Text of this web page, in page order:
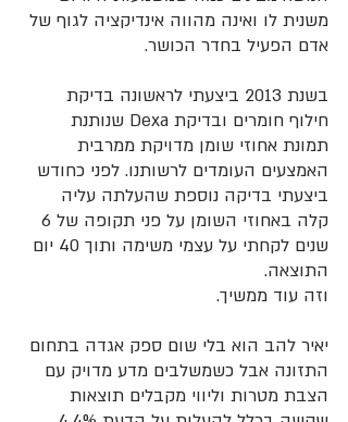
משנית לו ואינה מהווה אינדיקציה לגוף של
אדם הפעיל בחדר הכושר.
בשנת 2013 ביצעתי לראשונה בדיקת
חילוף חומרים ובדיקת Dexa שנותנת
תמונת אחוזי שומן מדויקת ממרבית
האמצעים העומדים לרשותנו. לפני כחודש
ביצעתי בדיקה נוספת שהעלתה עליה
שנים לקחתי על עצמי משימה ותוך 40 יום
התוצאה.
וזה עוד ממשיך.
יאיר להב הוא בלי שום ספק אגדה בתחום
התזונה אבל כשמשלבים מדע מדויק עם
הצבת מטרות וליווי מקבלים תוצאות